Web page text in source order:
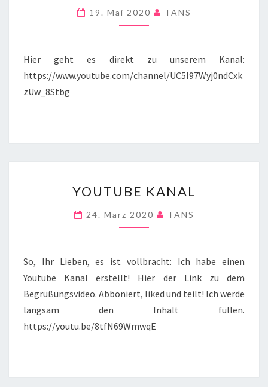
19. Mai 2020 TANS
Hier geht es direkt zu unserem Kanal:
https://www.youtube.com/channel/UC5I97Wyj0ndCxk
zUw_8Stbg
KANAL
YOUTUBE KANAL
24. März 2020 TANS
So, Ihr Lieben, es ist vollbracht: Ich habe einen
Youtube Kanal erstellt! Hier der Link zu dem
Begrüßungsvideo. Abboniert, liked und teilt! Ich werde
langsam den Inhalt füllen.
https://youtu.be/8tfN69WmwqE